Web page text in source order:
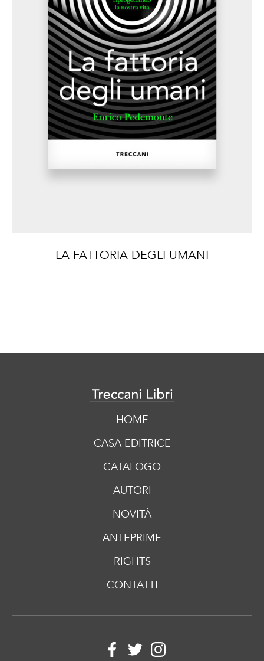
LA FATTORIA DEGLI UMANI
HOME
CASA EDITRICE
CATALOGO
AUTORI
NOVITÀ
ANTEPRIME
RIGHTS
CONTATTI